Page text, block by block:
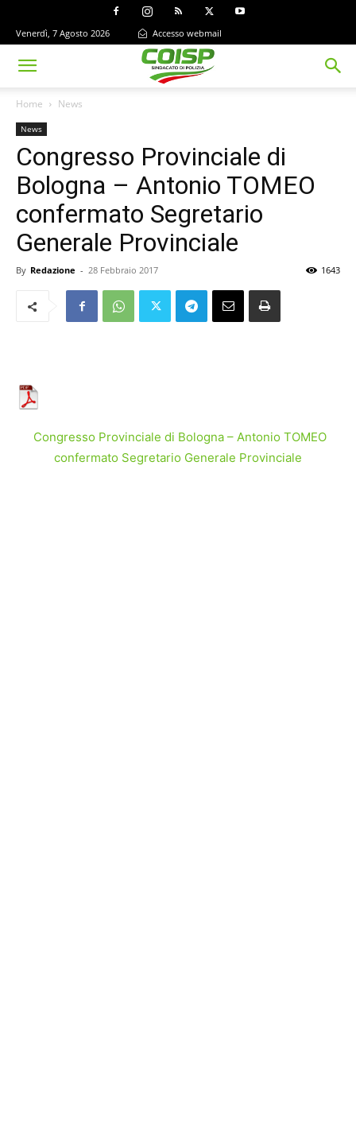
Venerdì, 7 Agosto 2026 Accesso webmail
Home News
News
Congresso Provinciale di
Bologna – Antonio TOMEO
confermato Segretario
Generale Provinciale
By Redazione - 28 Febbraio 2017 1643
Congresso Provinciale di Bologna – Antonio TOMEO
confermato Segretario Generale Provinciale